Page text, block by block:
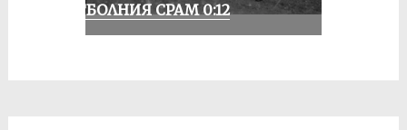
ФУТБОЛНИЯ СРАМ 0:12